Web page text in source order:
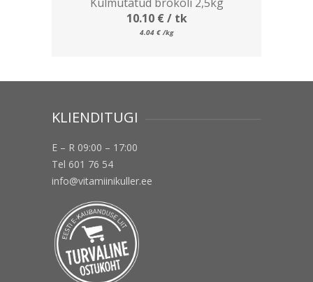
10.10 €/ tk
4.04 € /kg
KLIENDITUGI
E – R 09:00 – 17:00
Tel 601 76 54
info@vitamiinikuller.ee